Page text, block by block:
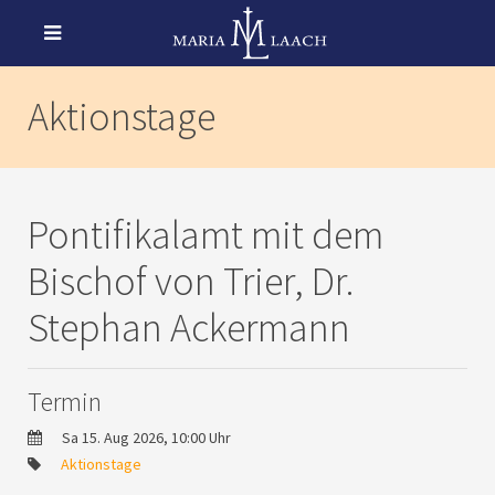
Aktionstage
Pontifikalamt mit dem
Bischof von Trier, Dr.
Stephan Ackermann
Termin
Sa 15. Aug 2026, 10:00 Uhr
Aktionstage